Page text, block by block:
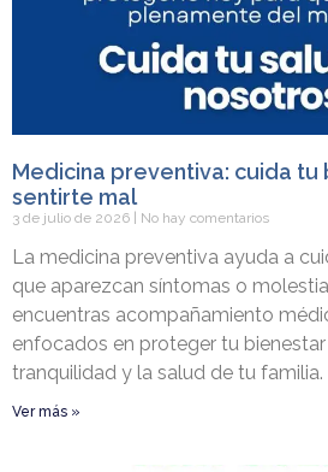
Medicina preventiva: cuida
sentirte mal
3 de julio de 2026 No hay comentarios
La medicina preventiva ayuda a
que aparezcan síntomas o
encuentras acompañamiento
enfocados en proteger tu
tranquilidad y la salud de tu familia.
Ver más »